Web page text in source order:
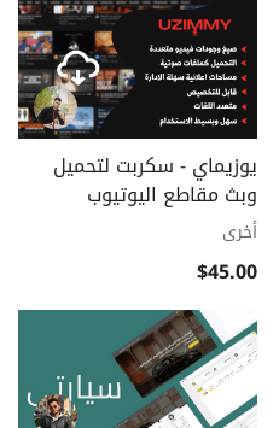
يوزيماي - سكربت لتحميل
وبث مقاطع اليوتيوب
أخرى
$45.00